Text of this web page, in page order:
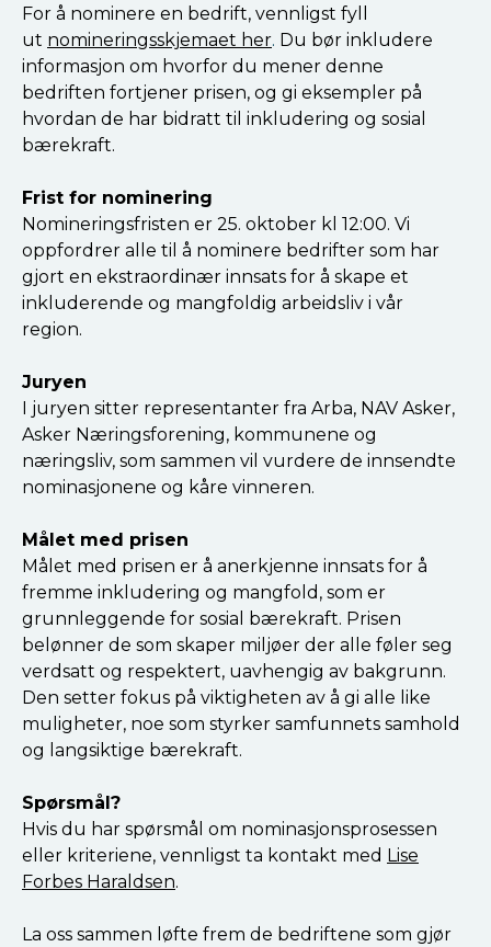
For å nominere en bedrift, vennligst fyll
ut nomineringsskjemaet her. Du bør inkludere
informasjon om hvorfor du mener denne
bedriften fortjener prisen, og gi eksempler på
hvordan de har bidratt til inkludering og sosial
bærekraft.
Frist for nominering
Nomineringsfristen er 25. oktober kl 12:00. Vi
oppfordrer alle til å nominere bedrifter som har
gjort en ekstraordinær innsats for å skape et
inkluderende og mangfoldig arbeidsliv i vår
region.
Juryen
I juryen sitter representanter fra Arba, NAV Asker,
Asker Næringsforening, kommunene og
næringsliv, som sammen vil vurdere de innsendte
nominasjonene og kåre vinneren.
Målet med prisen
Målet med prisen er å anerkjenne innsats for å
fremme inkludering og mangfold, som er
grunnleggende for sosial bærekraft. Prisen
belønner de som skaper miljøer der alle føler seg
verdsatt og respektert, uavhengig av bakgrunn.
Den setter fokus på viktigheten av å gi alle like
muligheter, noe som styrker samfunnets samhold
og langsiktige bærekraft.
Spørsmål?
Hvis du har spørsmål om nominasjonsprosessen
eller kriteriene, vennligst ta kontakt med Lise
Forbes Haraldsen.
La oss sammen løfte frem de bedriftene som gjør